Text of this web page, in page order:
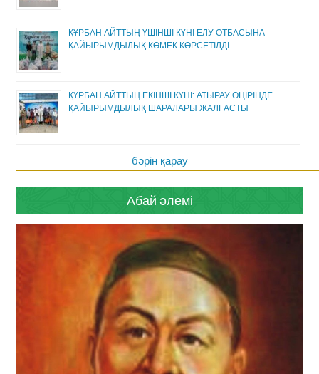
ҚҰРБАН АЙТТЫҢ ҮШІНШІ КҮНІ ЕЛУ ОТБАСЫНА
ҚАЙЫРЫМДЫЛЫҚ КӨМЕК КӨРСЕТІЛДІ
ҚҰРБАН АЙТТЫҢ ЕКІНШІ КҮНІ: АТЫРАУ ӨҢІРІНДЕ
ҚАЙЫРЫМДЫЛЫҚ ШАРАЛАРЫ ЖАЛҒАСТЫ
бәрін қарау
Абай әлемі